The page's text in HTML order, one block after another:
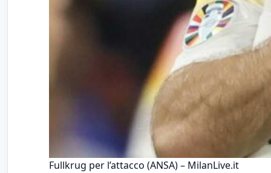
Fullkrug per l’attacco (ANSA) – MilanLive.it